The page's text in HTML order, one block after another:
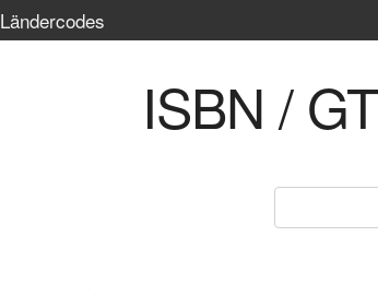
Ländercodes
ISBN /